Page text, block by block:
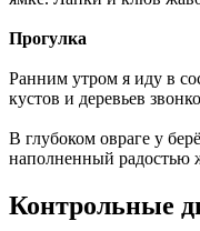
Прогулка
Ранним утром я иду в
кустов и деревьев
В глубоком овраге у
наполненный радостью
Контрольные